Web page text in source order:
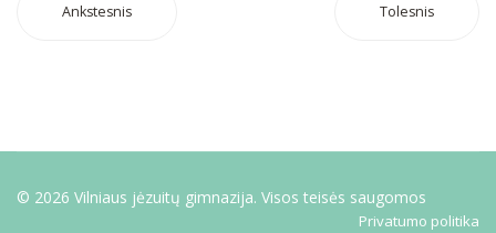
Ankstesnis Tolesnis
© 2026 Vilniaus jėzuitų gimnazija. Visos teisės saugomos
Privatumo politika